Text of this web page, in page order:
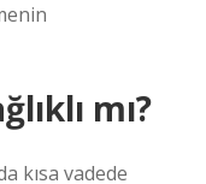
mı?
kısa vadede